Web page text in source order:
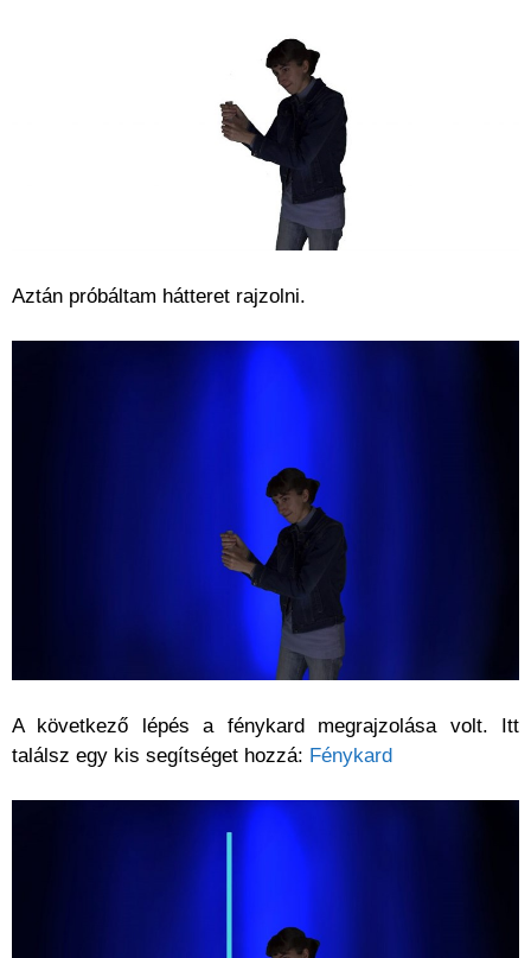
Aztán próbáltam hátteret rajzolni.
A következő lépés a fénykard megrajzolása volt. Itt
találsz egy kis segítséget hozzá: Fénykard